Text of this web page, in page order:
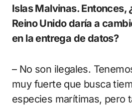
Islas Malvinas. Entonces,
Reino Unido daría a
en la entrega de datos?
– No son ilegales.
muy fuerte que busca
especies marítimas, pero